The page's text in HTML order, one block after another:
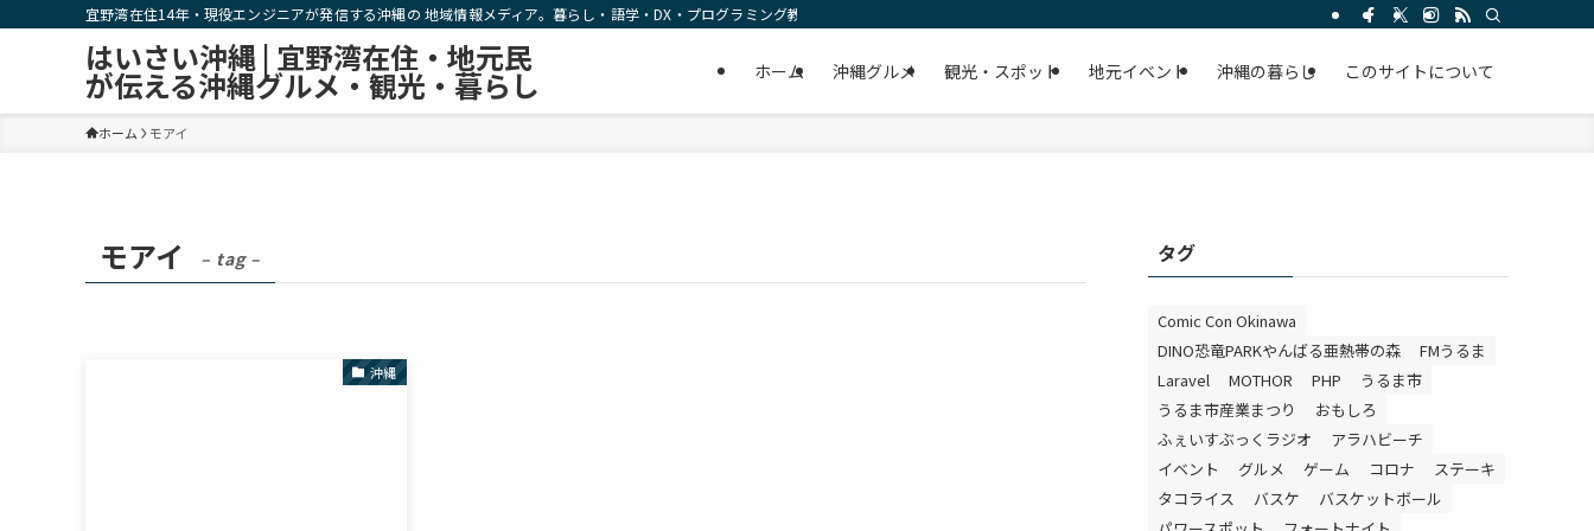
宜野湾在住14年・現役エンジニアが発信する沖縄の 地域情報メディア。暮らし・語学・DX・プログラミング教育の リアルな一次情報をお届けします。
はいさい沖縄 | 宜野湾在住・地元民
が伝える沖縄グルメ・観光・暮らし ホーム 沖縄グルメ 観光・スポット 地元イベント 沖縄の暮らし このサイトについて
ホーム モアイ
モアイ – tag –
沖縄
タグ
Comic Con Okinawa
DINO恐竜PARKやんばる亜熱帯の森
FMうるま
Laravel
MOTHOR PHP
うるま市
うるま市産業まつり
おもしろ
ふぇいすぶっくラジオ
アラハビーチ
イベント
グルメ ゲーム コロナ
ステーキ
タコライス
バスケ
バスケットボール